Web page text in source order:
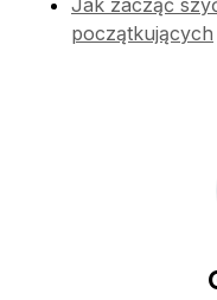
początkujących